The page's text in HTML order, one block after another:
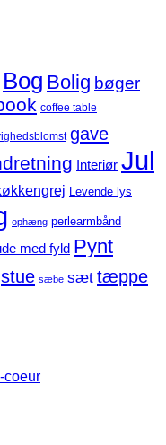
Bog Bolig bøger
coffee table
gave
Interiør Jul
Levende lys
ophæng perlearmbånd
med fyld Pynt
stue sæbe sæt tæppe